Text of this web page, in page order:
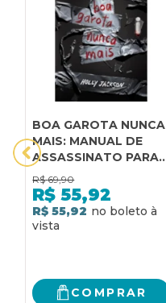
BOA GAROTA NUNCA
MAIS: MANUAL DE
ASSASSINATO PARA
BOAS GAROTAS
(VOL. 3)
R$ 69,90
R$ 55,92
R$ 55,92
COMPRAR